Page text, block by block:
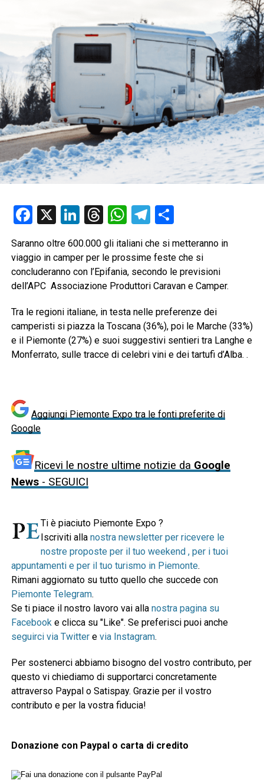
Facebook
X LinkedIn
Threads
WhatsApp
Telegram
Condividi
Saranno oltre 600.000 gli italiani che si metteranno in
viaggio in camper per le prossime feste che si
concluderanno con l’Epifania, secondo le previsioni
dell’APC Associazione Produttori Caravan e Camper.
Tra le regioni italiane, in testa nelle preferenze dei
camperisti si piazza la Toscana (36%), poi le Marche (33%)
e il Piemonte (27%) e suoi suggestivi sentieri tra Langhe e
Monferrato, sulle tracce di celebri vini e dei tartufi d’Alba. .
Aggiungi Piemonte Expo tra le fonti preferite di
Google
Ricevi le nostre ultime notizie da Google
News- SEGUICI
Ti è piaciuto Piemonte Expo ?
Iscriviti alla nostra newsletter per ricevere le
nostre proposte per il tuo weekend , per i tuoi
appuntamenti e per il tuo turismo in Piemonte.
Rimani aggiornato su tutto quello che succede con
Piemonte Telegram.
Se ti piace il nostro lavoro vai alla nostra pagina su
Facebooke clicca su "Like". Se preferisci puoi anche
seguirci via Twittere via Instagram.
Per sostenerci abbiamo bisogno del vostro contributo, per
questo vi chiediamo di supportarci concretamente
attraverso Paypal o Satispay. Grazie per il vostro
contributo e per la vostra fiducia!
Donazione con Paypal o carta di credito